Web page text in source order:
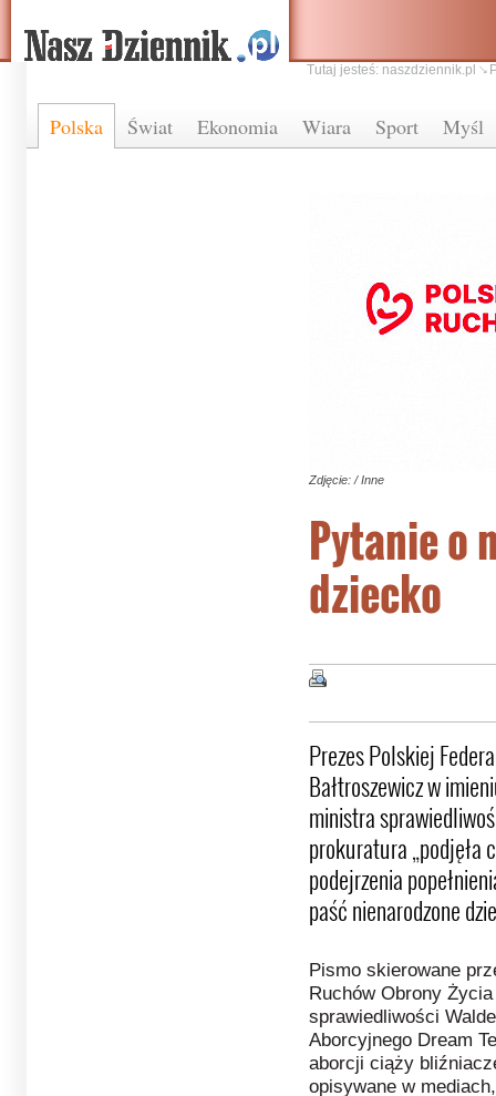
Polska Świat Ekonomia Wiara Sport Myśl
Tutaj jesteś: naszdziennik.pl
Zdjęcie: / Inne
Pytanie o
dziecko
Prezes Polskiej
Bałtroszewicz w
ministra
prokuratura „podjęła
podejrzenia
paść nienarodzone
Pismo skierowane
Ruchów Obrony
sprawiedliwości
Aborcyjnego Dream
aborcji ciąży
opisywane w